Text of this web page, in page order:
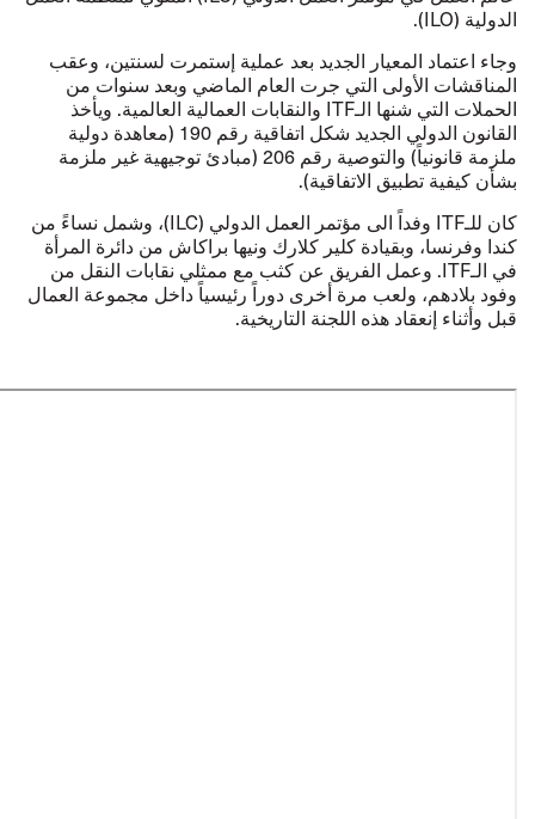
الدولية (ILO).
وجاء اعتماد المعيار الجديد بعد عملية إستمرت لسنتين، وعقب
المناقشات الأولى التي جرت العام الماضي وبعد سنوات من
الحملات التي شنها الـITF والنقابات العمالية العالمية. ويأخذ
القانون الدولي الجديد شكل اتفاقية رقم 190 (معاهدة دولية
ملزمة قانونياً) والتوصية رقم 206 (مبادئ توجيهية غير ملزمة
بشأن كيفية تطبيق الاتفاقية).
كان للـITF وفداً الى مؤتمر العمل الدولي (ILC)، وشمل نساءً من
كندا وفرنسا، وبقيادة كلير كلارك ونيها براكاش من دائرة المرأة
في الـITF. وعمل الفريق عن كثب مع ممثلي نقابات النقل من
وفود بلادهم، ولعب مرة أخرى دوراً رئيسياً داخل مجموعة العمال
قبل وأثناء إنعقاد هذه اللجنة التاريخية.